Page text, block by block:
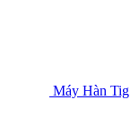
Máy Hàn Tig